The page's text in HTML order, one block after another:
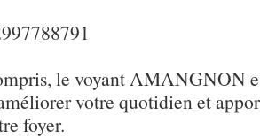
le voyant AMANGNON
votre quotidien et
foyer.